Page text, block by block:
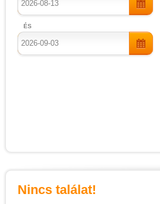
ÉS
Nincs találat!